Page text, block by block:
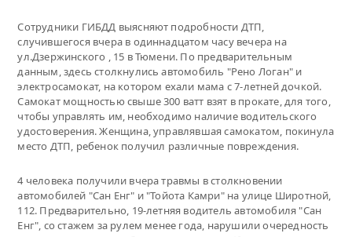
Сотрудники ГИБДД выясняют подробности ДТП,
случившегося вчера в одиннадцатом часу вечера на
ул.Дзержинского , 15 в Тюмени. По предварительным
данным, здесь столкнулись автомобиль "Рено Логан" и
электросамокат, на котором ехали мама с 7-летней дочкой.
Самокат мощностью свыше 300 ватт взят в прокате, для того,
чтобы управлять им, необходимо наличие водительского
удостоверения. Женщина, управлявшая самокатом, покинула
место ДТП, ребенок получил различные повреждения.
4 человека получили вчера травмы в столкновении
автомобилей "Сан Енг" и "Тойота Камри" на улице Широтной,
112. Предварительно, 19-летняя водитель автомобиля "Сан
Енг", со стажем за рулем менее года, нарушили очередность